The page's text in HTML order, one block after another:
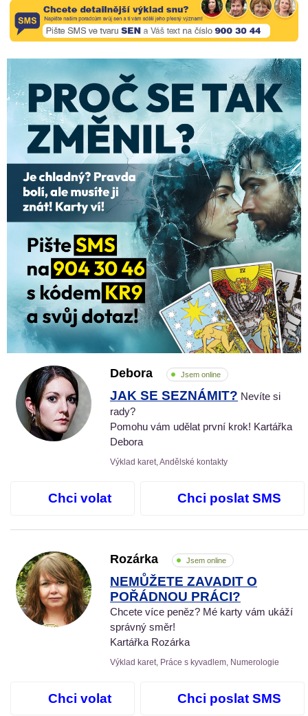
Debora Jsem online
JAK SE SEZNÁMIT? Nevíte si
rady?
Pomohu vám udělat první krok! Kartářka
Debora
Výklad karet, Andělské kontakty
Chci volat Chci poslat SMS
Rozárka Jsem online
NEMŮŽETE ZAVADIT O
POŘÁDNOU PRÁCI?
Chcete více peněz? Mé karty vám ukáží
správný směr!
Kartářka Rozárka
Výklad karet, Práce s kyvadlem, Numerologie
Chci volat Chci poslat SMS